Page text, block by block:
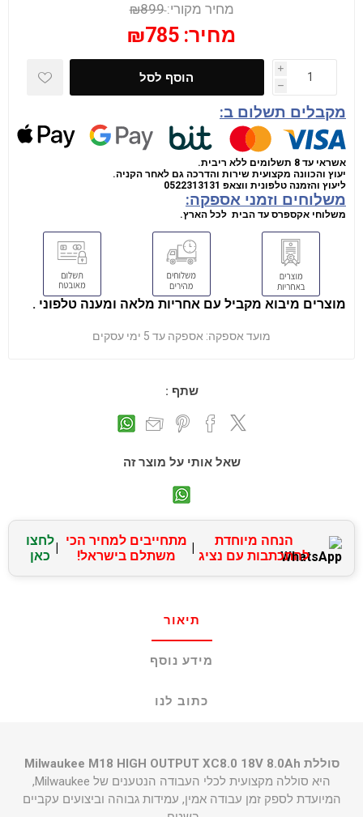
מחיר מקורי:₪899
מחיר: ₪785
i
h
הוסף לסל
מקבלים תשלום ב:
אשראי עד 8 תשלומים ללא ריבית.
יעוץ והכוונה מקצועית שירות והדרכה גם לאחר הקניה.
ליעוץ והזמנה טלפונית ווצאפ 0522313131
משלוחים וזמני אספקה:
משלוחי אקספרס עד הבית לכל הארץ.
מוצרים מיבוא מקביל עם אחריות מלאה ומענה טלפוני .
מועד אספקה: אספקה עד 5 ימי עסקים
שתף :
שאל אותי על מוצר זה
הנחה מיוחדת
להתכתבות עם נציג
מתחייבים למחיר הכי
משתלם בישראל!
לחצו
כאן
תיאור
מידע נוסף
כתוב לנו
סוללת Milwaukee M18 HIGH OUTPUT XC8.0 18V 8.0Ah
היא סוללה מקצועית לכלי העבודה הנטענים של Milwaukee,
המיועדת לספק זמן עבודה אמין, עמידות גבוהה וביצועים עקביים